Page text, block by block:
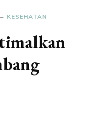
KESEHATAN